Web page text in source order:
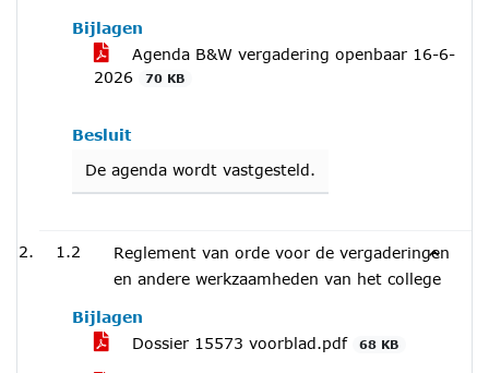
Bijlagen
Agenda B&W vergadering openbaar 16-6-
2026
70 KB
Besluit
De agenda wordt vastgesteld.
1.2
Reglement van orde voor de vergaderingen
en andere werkzaamheden van het college
Bijlagen
Dossier 15573 voorblad.pdf
68 KB